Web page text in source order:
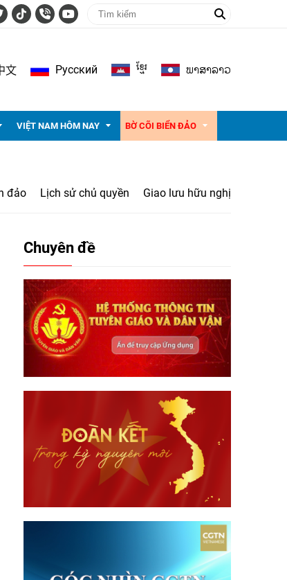
文 Pусский ខ្មែរ ພາ​ສາ​ລາວ
VIỆT NAM HÔM NAY BỜ CÕI BIỂN ĐẢO
đảo Lịch sử chủ quyền Giao lưu hữu nghị
Chuyên đề